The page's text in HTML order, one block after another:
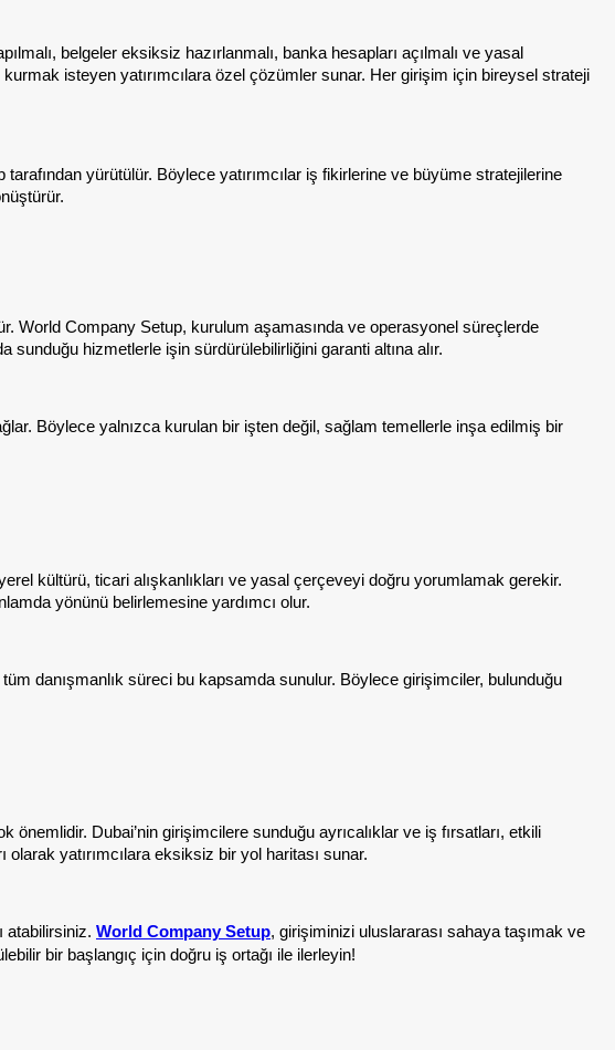
belgeler eksiksiz hazırlanmalı, banka hesapları açılmalı ve yasal
isteyen yatırımcılara özel çözümler sunar. Her girişim için bireysel strateji
yürütülür. Böylece yatırımcılar iş fikirlerine ve büyüme stratejilerine
World Company Setup, kurulum aşamasında ve operasyonel süreçlerde
hizmetlerle işin sürdürülebilirliğini garanti altına alır.
Böylece yalnızca kurulan bir işten değil, sağlam temellerle inşa edilmiş bir
kültürü, ticari alışkanlıkları ve yasal çerçeveyi doğru yorumlamak gerekir.
yönünü belirlemesine yardımcı olur.
danışmanlık süreci bu kapsamda sunulur. Böylece girişimciler, bulunduğu
önemlidir. Dubai’nin girişimcilere sunduğu ayrıcalıklar ve iş fırsatları, etkili
yatırımcılara eksiksiz bir yol haritası sunar.
atabilirsiniz. World Company Setup, girişiminizi uluslararası sahaya taşımak ve
bir başlangıç için doğru iş ortağı ile ilerleyin!